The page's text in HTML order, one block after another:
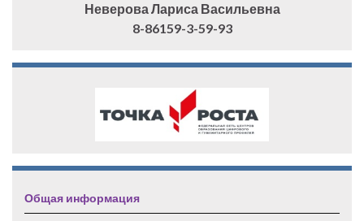
Неверова Лариса Васильевна
8-86159-3-59-93
Общая информация